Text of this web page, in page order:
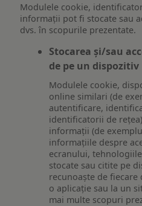
Modulele cookie,
informații pot fi stocate sau
dvs. în scopurile prezentate.
Stocarea și/sau
de pe un dispozitiv
Modulele cookie,
online similari (de
autentificare,
identificatorii de
informații (de
informațiile despre
ecranului,
stocate sau citite pe
recunoaște de fiecare
o aplicație sau la un
mai multe scopuri